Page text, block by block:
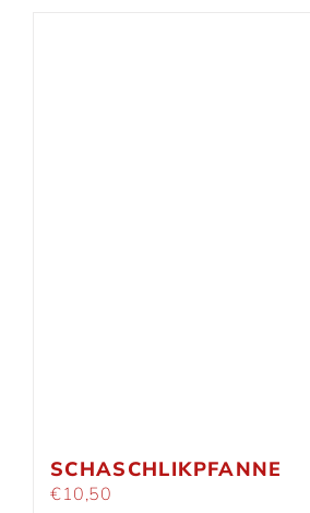
SCHASCHLIKPFANNE
€10,50